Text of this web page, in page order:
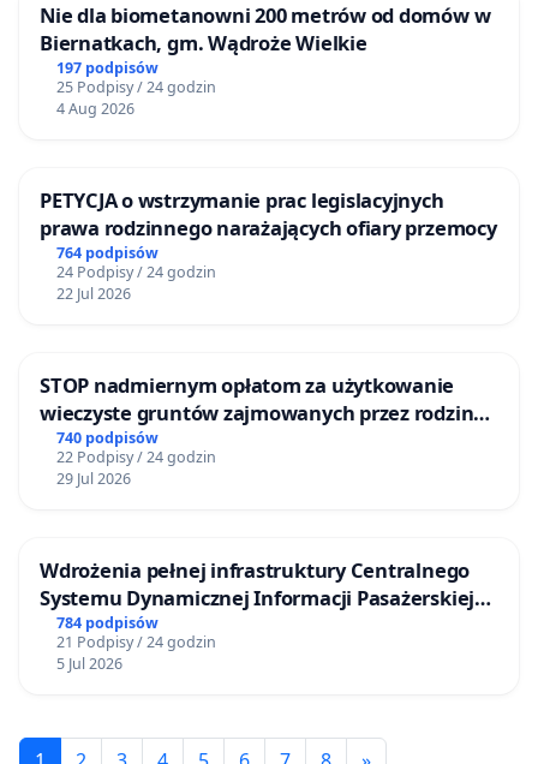
Nie dla biometanowni 200 metrów od domów w
Biernatkach, gm. Wądroże Wielkie
197 podpisów
25 Podpisy / 24 godzin
4 Aug 2026
PETYCJA o wstrzymanie prac legislacyjnych
prawa rodzinnego narażających ofiary przemocy
764 podpisów
24 Podpisy / 24 godzin
22 Jul 2026
STOP nadmiernym opłatom za użytkowanie
wieczyste gruntów zajmowanych przez rodzinne
ogrody działkowe.
740 podpisów
22 Podpisy / 24 godzin
29 Jul 2026
Wdrożenia pełnej infrastruktury Centralnego
Systemu Dynamicznej Informacji Pasażerskiej
(CSDiP) na stacji kolejowej w Łomży
784 podpisów
21 Podpisy / 24 godzin
5 Jul 2026